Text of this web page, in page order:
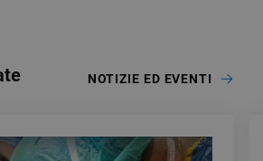
NOTIZIE ED EVENTI